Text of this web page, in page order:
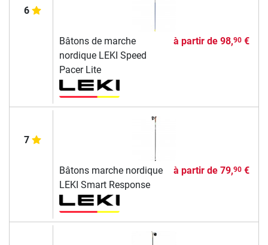
6
Bâtons de marche
nordique LEKI Speed
Pacer Lite
à partir de 98,90€
7
Bâtons marche nordique
LEKI Smart Response
à partir de 79,90€